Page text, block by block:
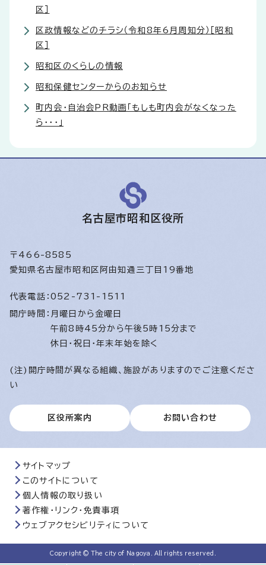
区］
区政情報などのチラシ（令和8年6月周知分）［昭和
区］
昭和区のくらしの情報
昭和保健センターからのお知らせ
町内会・自治会PR動画「もしも町内会がなくなった
ら・・・」
名古屋市昭和区役所
〒466-8585
愛知県名古屋市昭和区阿由知通三丁目19番地
代表電話： 052-731-1511
開庁時間： 月曜日から金曜日
午前8時45分から午後5時15分まで
休日・祝日・年末年始を除く
(注)開庁時間が異なる組織、施設がありますのでご注意くださ
い
区役所案内 お問い合わせ
サイトマップ
このサイトについて
個人情報の取り扱い
著作権・リンク・免責事項
ウェブアクセシビリティについて
Copyright © The city of Nagoya. All rights reserved.